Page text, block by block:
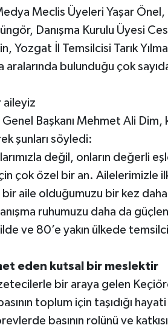
Meclis Üyeleri Yaşar
Danışma Kurulu Üyesi
Yozgat İl Temsilcisi Tarık
aralarında bulunduğu çok
aileyiz
Genel Başkanı Mehmet Ali Dim,
şunları söyledi:
değil, onların değerli
çok özel bir an. Ailelerimizle
aile olduğumuzu bir kez
ruhumuzu daha da
ve 80’e yakın ülkede
eden kutsal bir meslektir
bir araya gelen
toplum için taşıdığı
basının rolünü ve